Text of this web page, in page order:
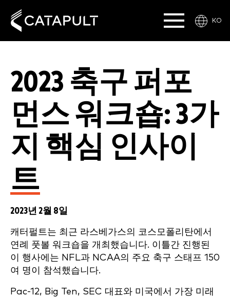
KO
2023 축구 퍼포
먼스 워크숍: 3가
지 핵심 인사이
트
2023년 2월 8일
캐터펄트는 최근 라스베가스의 코스모폴리탄에서
연례 풋볼 워크숍을 개최했습니다. 이틀간 진행된
이 행사에는 NFL과 NCAA의 주요 축구 스태프 150
여 명이 참석했습니다.
Pac-12, Big Ten, SEC 대표와 미국에서 가장 미래